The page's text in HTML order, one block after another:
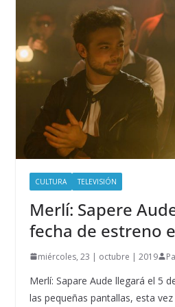
CULTURA TELEVISIÓN
Merlí: Sapere
fecha de estreno
miércoles, 23 | octubre | 2019
Merlí: Sapare Aude llegará el 5
las pequeñas pantallas, esta